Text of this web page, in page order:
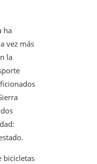
ha
vez más
la
bicicletas